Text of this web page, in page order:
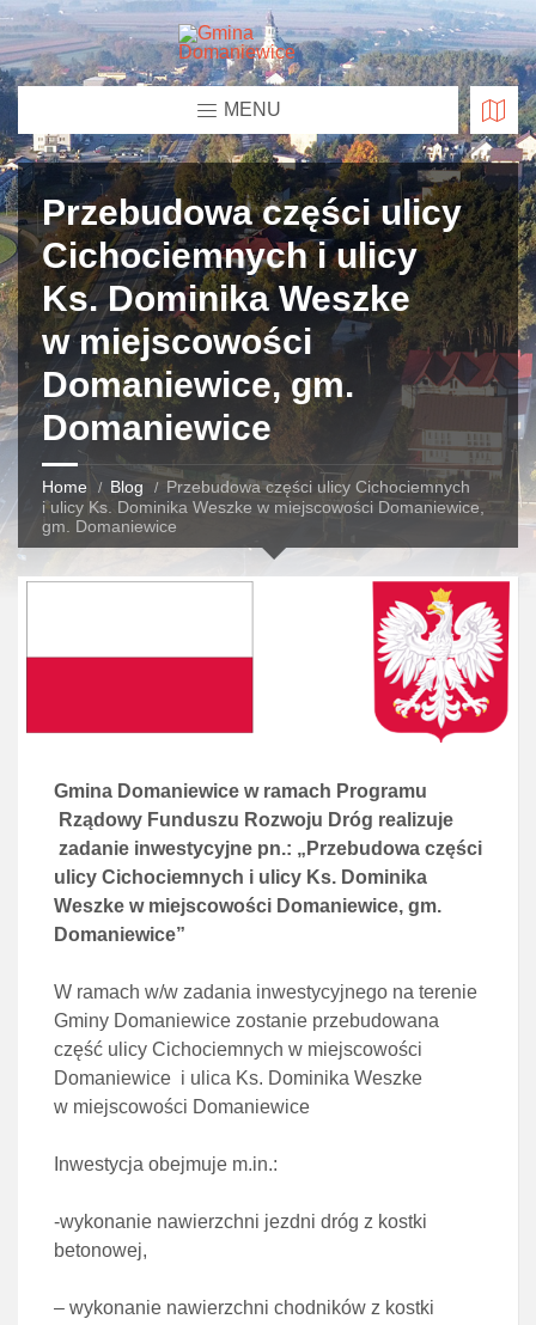
MENU
Przebudowa części ulicy
Cichociemnych i ulicy
Ks. Dominika Weszke
w miejscowości
Domaniewice, gm.
Domaniewice
Home Blog
Przebudowa części ulicy Cichociemnych
i ulicy Ks. Dominika Weszke w miejscowości Domaniewice,
gm. Domaniewice
Gmina Domaniewice w ramach Programu
Rządowy Funduszu Rozwoju Dróg realizuje
zadanie inwestycyjne pn.: „Przebudowa części
ulicy Cichociemnych i ulicy Ks. Dominika
Weszke w miejscowości Domaniewice, gm.
Domaniewice”
W ramach w/w zadania inwestycyjnego na terenie
Gminy Domaniewice zostanie przebudowana
część ulicy Cichociemnych w miejscowości
Domaniewice i ulica Ks. Dominika Weszke
w miejscowości Domaniewice
Inwestycja obejmuje m.in.:
-wykonanie nawierzchni jezdni dróg z kostki
betonowej,
– wykonanie nawierzchni chodników z kostki